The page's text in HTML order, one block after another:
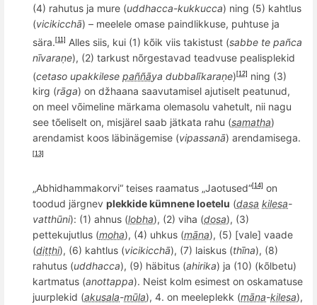
(4) rahutus ja mure (uddhacca-kukkucca) ning (5) kahtlus
(vicikicchā) – meelele omase paindlikkuse, puhtuse ja
sära. [11] Alles siis, kui (1) kõik viis takistust (sabbe te pañca
nīvaraṇe), (2) tarkust nõrgestavad teadvuse pealisplekid
(cetaso upakkilese paññāya dubbalīkaraṇe) [12]
ning (3)
kirg (rāga) on džhaana saavutamisel ajutiselt peatunud,
on meel võimeline märkama olemasolu vahetult, nii nagu
see tõeliselt on, misjärel saab jätkata rahu (samatha)
arendamist koos läbinägemise (vipassanā) arendamisega.
[13]
„Abhidhammakorvi“ teises raamatus „Jaotused“[14] on
toodud järgnev plekkide kümnene loetelu (dasa kilesa-
vatthūni): (1) ahnus (lobha), (2) viha (dosa), (3)
pettekujutlus (moha), (4) uhkus (māna), (5) [vale] vaade
(diṭṭhi), (6) kahtlus (vicikicchā), (7) laiskus (thīna), (8)
rahutus (uddhacca), (9) häbitus (ahirika) ja (10) (kõlbetu)
kartmatus (anottappa). Neist kolm esimest on oskamatuse
juurplekid (akusala-mūla), 4. on meeleplekk (māna-kilesa),